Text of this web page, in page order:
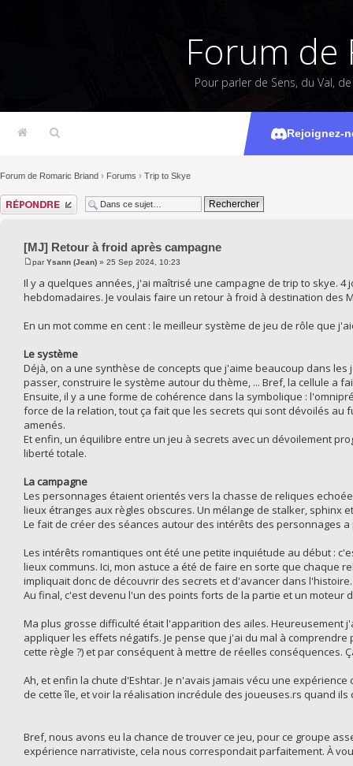
Forum de
Pour parler de Sens, du Val,
Rejoignez-
[MJ]
Forum de Romaric Briand › Forums › Trip to Skye
Répondre
[MJ] Retour à froid après campagne
parYsann (Jean) » 25 Sep 2024, 10:23
Il y a quelques années, j'ai maîtrisé une campagne de trip to skye.
hebdomadaires. Je voulais faire un retour à froid à destination des
En un mot comme en cent : le meilleur système de jeu de rôle que
Le système
Déjà, on a une synthèse de concepts que j'aime beaucoup dans
passer, construire le système autour du thème, ... Bref, la cellule a
Ensuite, il y a une forme de cohérence dans la symbolique :
force de la relation, tout ça fait que les secrets qui sont dévoilés
amenés.
Et enfin, un équilibre entre un jeu à secrets avec un dévoilement
liberté totale.
La campagne
Les personnages étaient orientés vers la chasse de reliques
lieux étranges aux règles obscures. Un mélange de stalker, sphinx
Le fait de créer des séances autour des intérêts des personnages
Les intérêts romantiques ont été une petite inquiétude au début :
lieux communs. Ici, mon astuce a été de faire en sorte que chaque
impliquait donc de découvrir des secrets et d'avancer dans l'histoire.
Au final, c'est devenu l'un des points forts de la partie et un moteur
Ma plus grosse difficulté était l'apparition des ailes. Heureusement
appliquer les effets négatifs. Je pense que j'ai du mal à
cette règle ?) et par conséquent à mettre de réelles
Ah, et enfin la chute d'Eshtar. Je n'avais jamais vécu une
de cette île, et voir la réalisation incrédule des joueuses.rs quand
Bref, nous avons eu la chance de trouver ce jeu, pour ce groupe
expérience narrativiste, cela nous correspondait parfaitement. À